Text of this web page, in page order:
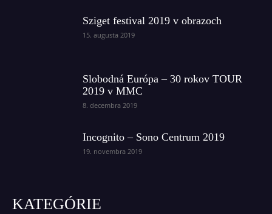
Sziget festival 2019 v obrazoch
15. augusta 2019
Slobodná Európa – 30 rokov TOUR
2019 v MMC
8. decembra 2019
Incognito – Sono Centrum 2019
19. novembra 2019
KATEGÓRIE